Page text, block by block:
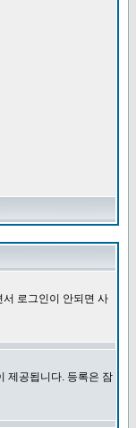
로그인이 안되면 사
제공됩니다. 등록은 잠